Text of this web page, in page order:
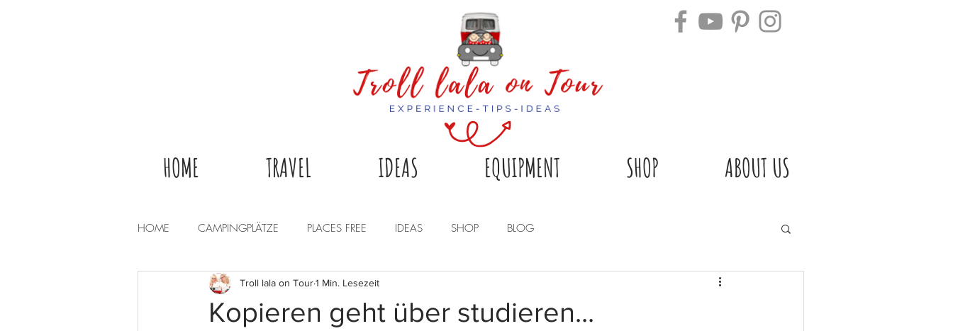
HOME TRAVEL IDEAS EQUIPMENT SHOP ABOUT US
HOME CAMPINGPLÄTZE PLACES FREE IDEAS SHOP BLOG
Kopieren geht über studieren...
Troll lala on Tour1 Min. Lesezeit